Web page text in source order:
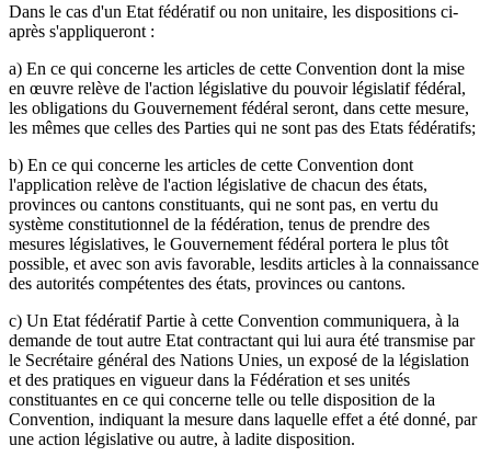
Dans le cas d'un Etat fédératif ou non unitaire, les dispositions ci-
après s'appliqueront :
a) En ce qui concerne les articles de cette Convention dont la mise
en œuvre relève de l'action législative du pouvoir législatif fédéral,
les obligations du Gouvernement fédéral seront, dans cette mesure,
les mêmes que celles des Parties qui ne sont pas des Etats fédératifs;
b) En ce qui concerne les articles de cette Convention dont
l'application relève de l'action législative de chacun des états,
provinces ou cantons constituants, qui ne sont pas, en vertu du
système constitutionnel de la fédération, tenus de prendre des
mesures législatives, le Gouvernement fédéral portera le plus tôt
possible, et avec son avis favorable, lesdits articles à la connaissance
des autorités compétentes des états, provinces ou cantons.
c) Un Etat fédératif Partie à cette Convention communiquera, à la
demande de tout autre Etat contractant qui lui aura été transmise par
le Secrétaire général des Nations Unies, un exposé de la législation
et des pratiques en vigueur dans la Fédération et ses unités
constituantes en ce qui concerne telle ou telle disposition de la
Convention, indiquant la mesure dans laquelle effet a été donné, par
une action législative ou autre, à ladite disposition.